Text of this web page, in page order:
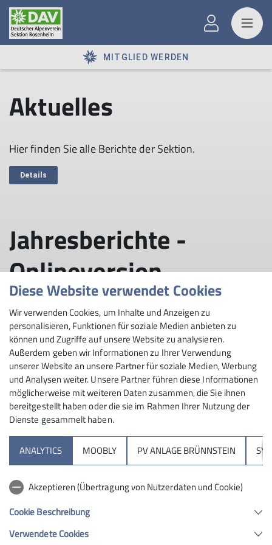
MITGLIED WERDEN
Aktuelles
Hier finden Sie alle Berichte der Sektion.
Details
Jahresberichte -
Onlineversion
Die Jahresberichte der letzten Jahre als Online-Version.
Details
Sektion
Hochrieshütte
Sektion Rosenheim des Deutschen Alpenvereins e.V.
Diese Website verwendet Cookies
Wir verwenden Cookies, um Inhalte und Anzeigen zu
personalisieren, Funktionen für soziale Medien anbieten zu
können und Zugriffe auf unsere Website zu analysieren.
Außerdem geben wir Informationen zu Ihrer Verwendung
unserer Website an unsere Partner für soziale Medien, Werbung
und Analysen weiter. Unsere Partner führen diese Informationen
möglicherweise mit weiteren Daten zusammen, die Sie ihnen
bereitgestellt haben oder die sie im Rahmen Ihrer Nutzung der
Dienste gesammelt haben.
ANALYTICS MOOBLY PV ANLAGE BRÜNNSTEIN
Akzeptieren (Übertragung von Nutzerdaten und Cookie)
Cookie Beschreibung
Verwendete Cookies